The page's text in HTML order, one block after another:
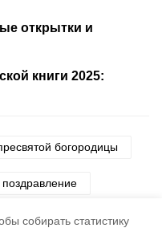
собирать статистику
открытки и
книги 2025:
богородицы
поздравление